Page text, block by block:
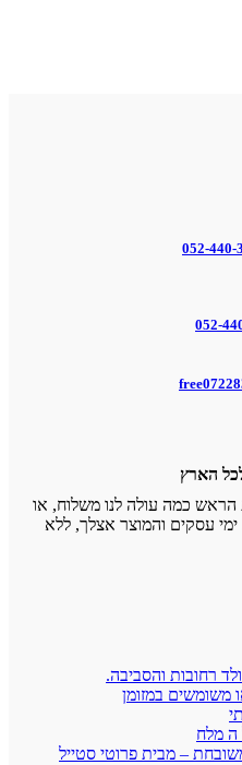
052-440-
052-
הארץ
כמה עולה לנו משלוח, או
כמה ימים זה מגיע, עד 3 ימי עסקים והמוצר אצלך, ללא
רחובות והסביבה.
משומשים במזומן
ה מלח
– מבית פרוטי סטייל